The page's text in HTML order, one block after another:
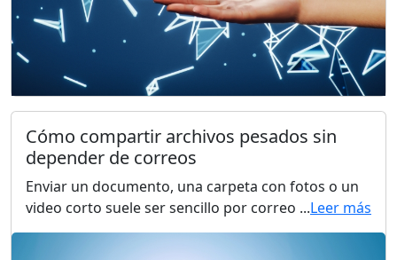
Cómo compartir archivos pesados sin
depender de correos
Enviar un documento, una carpeta con fotos o un
video corto suele ser sencillo por correo ...Leer más